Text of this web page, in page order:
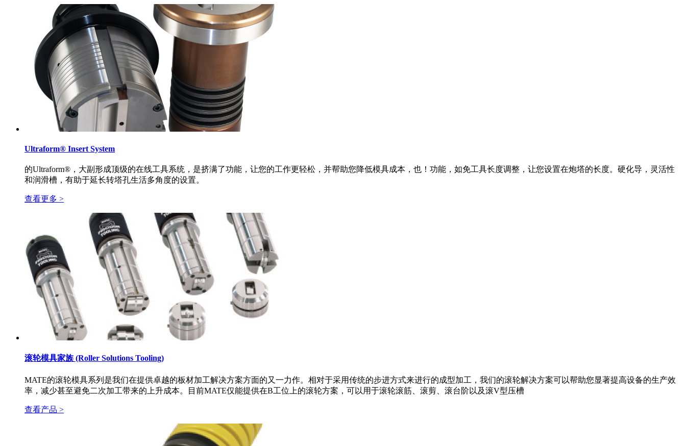
Ultraform® Insert System
的Ultraform®，大副形成顶级的在线工具系统，是挤满了功能，让您的工作更轻松，并帮助您降低模具成本，也！功能，如免工具长度调整，让您设置在炮塔的长度。硬化导，灵活性
和润滑槽，有助于延长转塔孔生活多角度的设置。
查看更多 >
滚轮模具家族 (Roller Solutions Tooling)
MATE的滚轮模具系列是我们在提供卓越的板材加工解决方案方面的又一力作。相对于采用传统的步进方式来进行的成型加工，我们的滚轮解决方案可以帮助您显著提高设备的生产效
率，减少甚至避免二次加工带来的上升成本。目前MATE仅能提供在B工位上的滚轮方案，可以用于滚轮滚筋、滚剪、滚台阶以及滚V型压槽
查看产品 >